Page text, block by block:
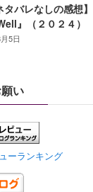
タバレなしの感想
』（２０２４）
5日
い
ーランキング